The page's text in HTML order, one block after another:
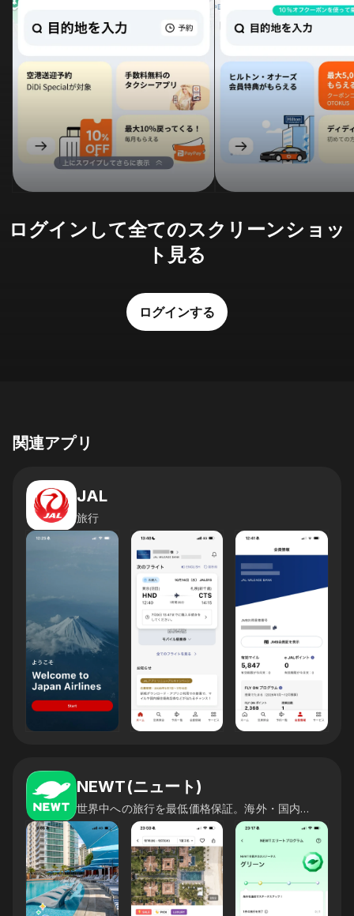
ログインして全てのスクリーンショッ
ト見る
ログインする
関連アプリ
JAL
旅行
NEWT(ニュート)
世界中への旅行を最低価格保証。海外・国内旅行 をかんたん予約